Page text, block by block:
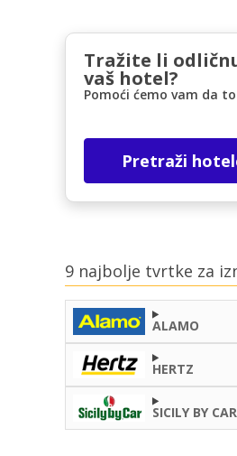
Tražite li
vaš hotel?
Pomoći ćemo vam da
Pretraži
9 najbolje tvrtke za
ALAMO
HERTZ
SICILY BY CAR